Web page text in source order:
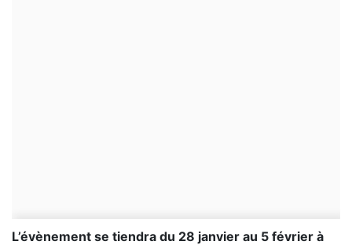
L’évènement se tiendra du 28 janvier au 5 février à